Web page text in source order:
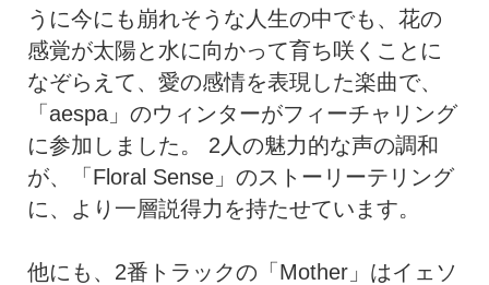
うに今にも崩れそうな人生の中でも、花の
感覚が太陽と水に向かって育ち咲くことに
なぞらえて、愛の感情を表現した楽曲で、
「aespa」のウィンターがフィーチャリング
に参加しました。 2人の魅力的な声の調和
が、「Floral Sense」のストーリーテリング
に、より一層説得力を持たせています。
他にも、2番トラックの「Mother」はイェソ